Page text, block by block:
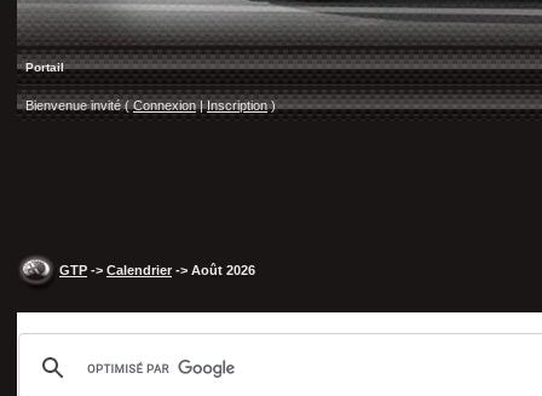
Portail
Bienvenue invité ( Connexion |Inscription)
GTP -> Calendrier -> Août 2026